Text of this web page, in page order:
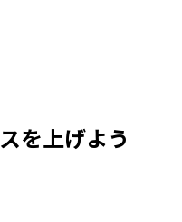
を上げよう